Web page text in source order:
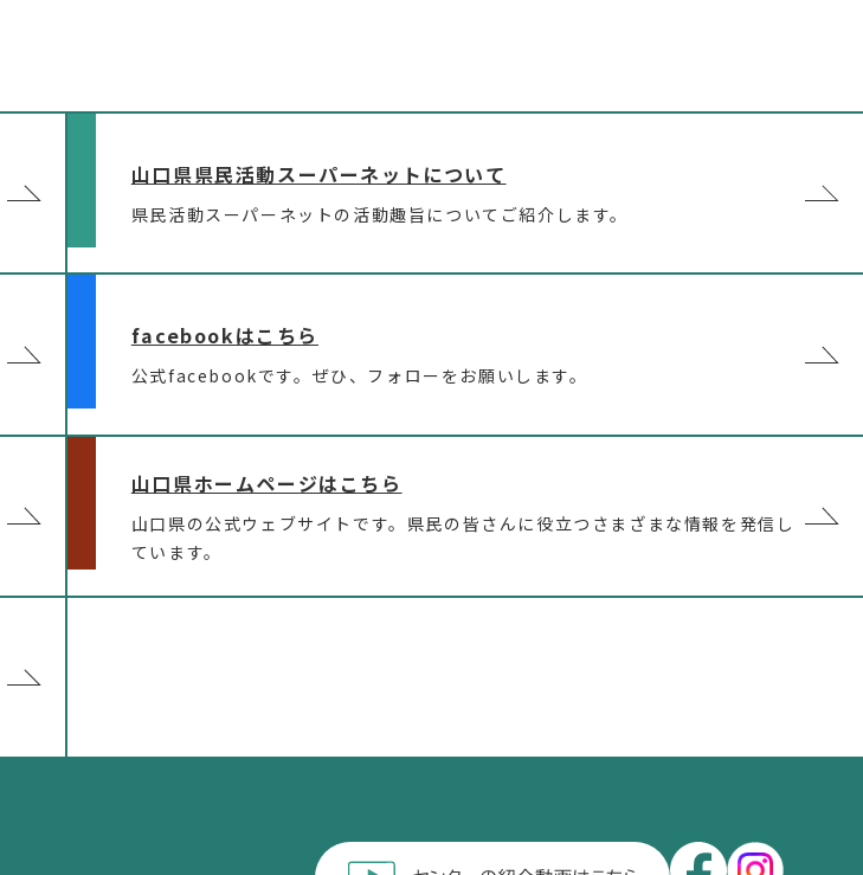
山口県県民活動スーパーネットについて
県民活動スーパーネットの活動趣旨についてご紹介します。
facebookはこちら
公式facebookです。ぜひ、フォローをお願いします。
山口県ホームページはこちら
山口県の公式ウェブサイトです。県民の皆さんに役立つさまざまな情報を発信し
ています。